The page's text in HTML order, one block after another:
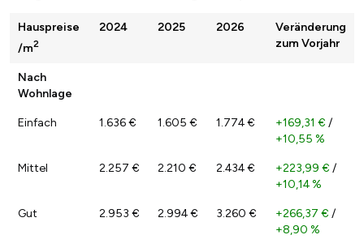
Hauspreise
/m2
2024 2025 2026
Veränderung
zum Vorjahr
Nach
Wohnlage
Einfach 1.636 € 1.605 € 1.774 € +169,31 € /
+10,55 %
Mittel 2.257 € 2.210 € 2.434 € +223,99 € /
+10,14 %
Gut 2.953 € 2.994 € 3.260 € +266,37 € /
+8,90 %